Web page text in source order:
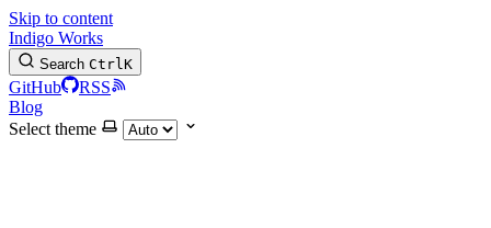
Skip to content
Indigo Works
Search CtrlK
GitHub
RSS
Blog
Select theme